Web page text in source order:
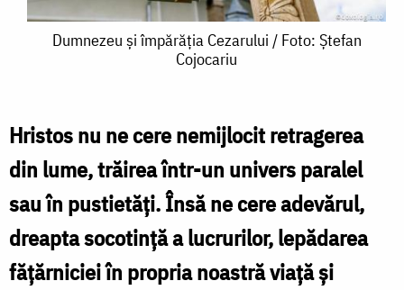
Dumnezeu
Cezarului
/
Foto:
Ștefan
Cojocariu
Dumnezeu și împărăția Cezarului / Foto: Ștefan
Cojocariu
Hristos nu ne cere nemijlocit retragerea
din lume, trăirea într-un univers paralel
sau în pustietăți. Însă ne cere adevărul,
dreapta socotință a lucrurilor, lepădarea
fățărniciei în propria noastră viață și